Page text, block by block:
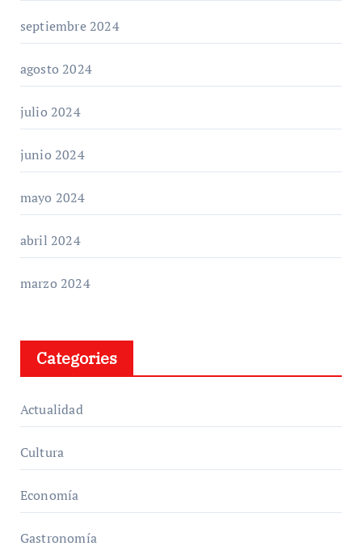
septiembre 2024
agosto 2024
julio 2024
junio 2024
mayo 2024
abril 2024
marzo 2024
Categories
Actualidad
Cultura
Economía
Gastronomía